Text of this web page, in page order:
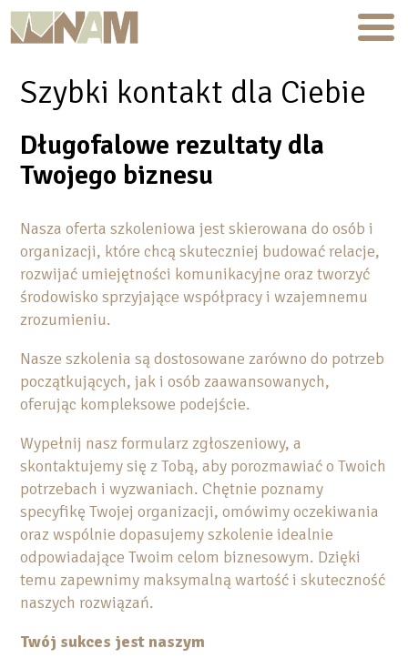
Szybki kontakt dla Ciebie
Długofalowe rezultaty dla
Twojego biznesu
Nasza oferta szkoleniowa jest skierowana do osób i
organizacji, które chcą skuteczniej budować relacje,
rozwijać umiejętności komunikacyjne oraz tworzyć
środowisko sprzyjające współpracy i wzajemnemu
zrozumieniu.
Nasze szkolenia są dostosowane zarówno do potrzeb
początkujących, jak i osób zaawansowanych,
oferując kompleksowe podejście.
Wypełnij nasz formularz zgłoszeniowy, a
skontaktujemy się z Tobą, aby porozmawiać o Twoich
potrzebach i wyzwaniach. Chętnie poznamy
specyfikę Twojej organizacji, omówimy oczekiwania
oraz wspólnie dopasujemy szkolenie idealnie
odpowiadające Twoim celom biznesowym. Dzięki
temu zapewnimy maksymalną wartość i skuteczność
naszych rozwiązań.
Twój sukces jest naszym